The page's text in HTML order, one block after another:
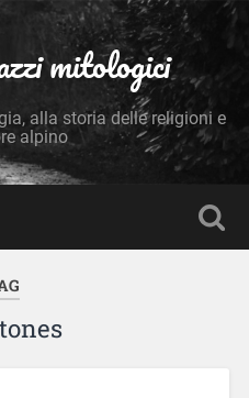
mitologici
alla storia delle religioni e
alpino